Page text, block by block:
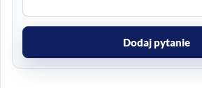
Dodaj pytanie